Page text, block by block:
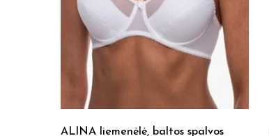
ALINA liemenėlė, baltos spalvos